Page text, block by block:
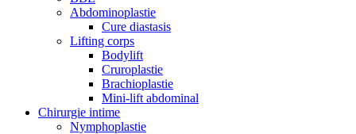
Abdominoplastie
Cure diastasis
Lifting corps
Bodylift
Cruroplastie
Brachioplastie
Mini-lift abdominal
Chirurgie intime
Nymphoplastie